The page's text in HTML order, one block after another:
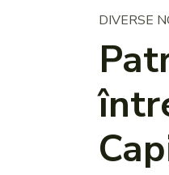
DIVERSE